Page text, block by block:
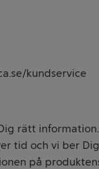
kundservice
rätt
tid och vi ber
på